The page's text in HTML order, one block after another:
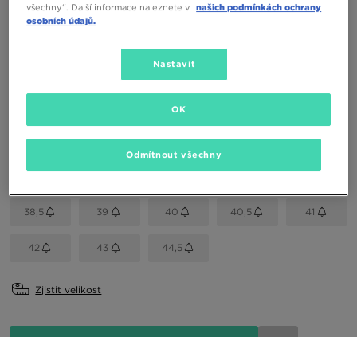
2490 Kč
38,5 39 40 40,5 41
42 43 44,5
Zjistit velikost
všechny“. Další informace naleznete v našich podmínkách ochrany
osobních údajů.
Nastavit
Odmítnout všechny
OK